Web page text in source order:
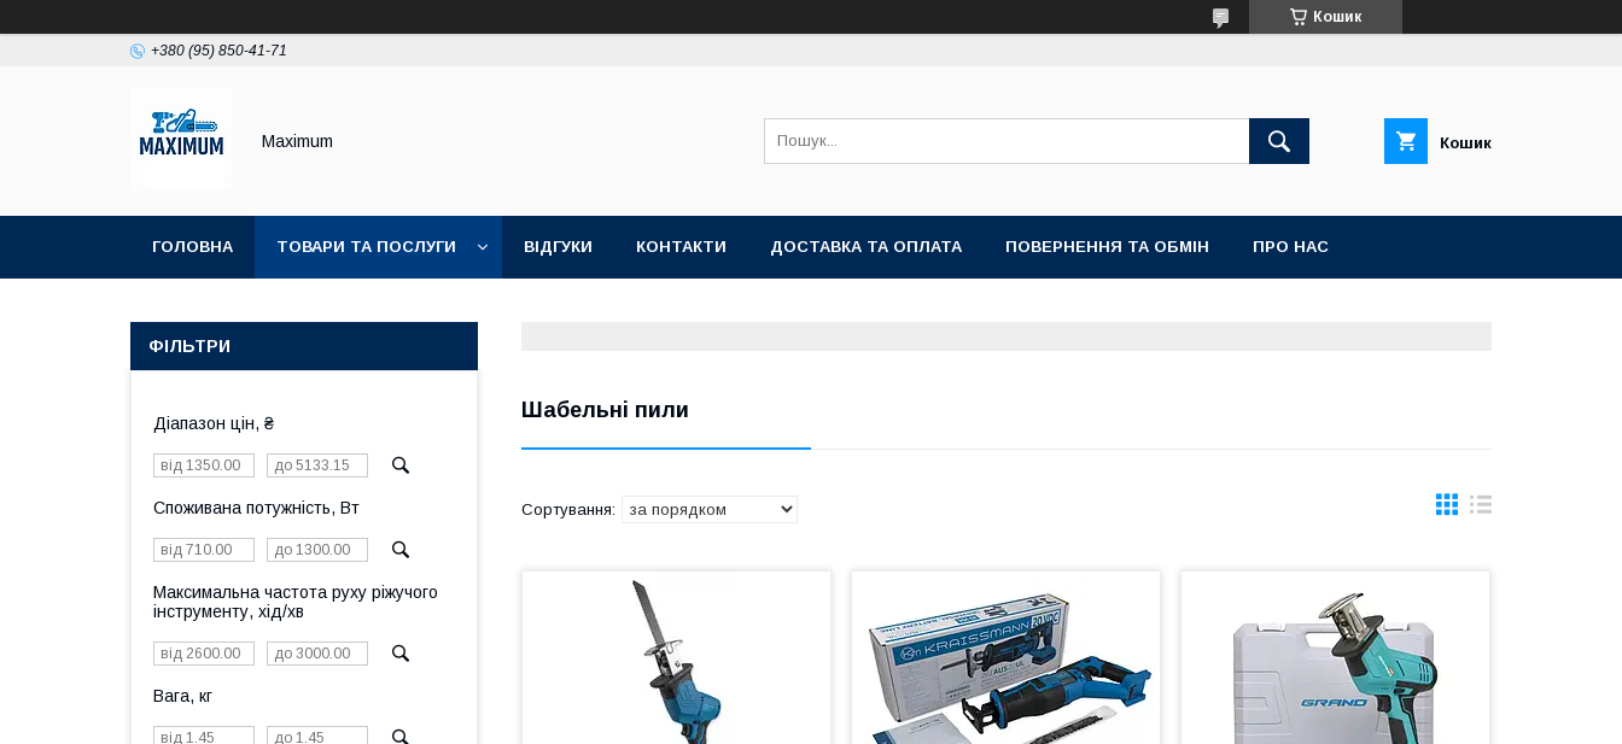
Кошик
+380 (95) 850-41-71
Maximum Кошик
ГОЛОВНА ТОВАРИ ТА ПОСЛУГИ ВІДГУКИ КОНТАКТИ ДОСТАВКА ТА ОПЛАТА ПОВЕРНЕННЯ ТА ОБМІН ПРО НАС
Шабельні пили
ФІЛЬТРИ
Діапазон цін, ₴
Споживана потужність, Вт
Максимальна частота руху ріжучого
інструменту, хід/хв
Вага, кг